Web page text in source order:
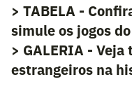
> TABELA -
simule os jogos
> GALERIA -
estrangeiros na